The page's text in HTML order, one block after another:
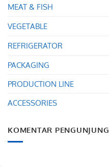
MEAT & FISH
VEGETABLE
REFRIGERATOR
PACKAGING
PRODUCTION LINE
ACCESSORIES
KOMENTAR PENGUNJUNG